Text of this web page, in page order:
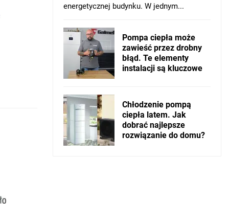
energetycznej budynku. W jednym...
Pompa ciepła może
zawieść przez drobny
błąd. Te elementy
instalacji są kluczowe
Chłodzenie pompą
ciepła latem. Jak
dobrać najlepsze
rozwiązanie do domu?